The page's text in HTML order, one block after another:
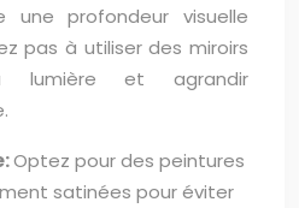
une profondeur visuelle
pas à utiliser des miroirs
lumière et agrandir
Optez pour des peintures
satinées pour éviter